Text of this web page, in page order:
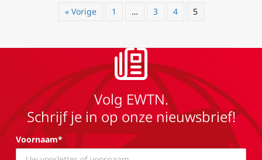
« Vorige 1 … 3 4 5
Volg EWTN.
Schrijf je in op onze nieuwsbrief!
Voornaam*